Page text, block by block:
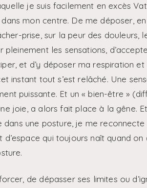
je suis facilement en excès
mon centre. De me déposer,
prise, sur la peur des douleurs,
pleinement les sensations,
et d’y déposer ma respiration et
instant tout s’est relâché. Une
puissante. Et un « bien-être »
joie, a alors fait place à la gêne.
une posture, je me reconnecte
qui toujours naît quand on
de dépasser ses limites ou